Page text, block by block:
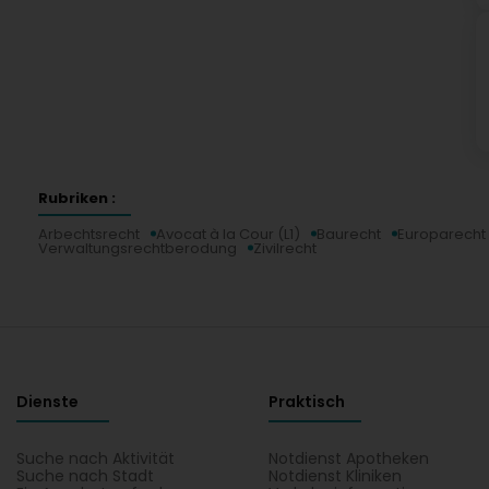
Rubriken :
Arbechtsrecht
Avocat à la Cour (L1) Baurecht Europarecht
Verwaltungsrechtberodung Zivilrecht
Dienste
Suche nach Aktivität
Suche nach Stadt
Praktisch
Notdienst Apotheken
Notdienst Kliniken